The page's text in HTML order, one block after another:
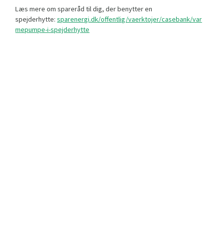
Læs mere om spareråd til dig, der benytter en
spejderhytte:sparenergi.dk/offentlig/vaerktojer/casebank/var
mepumpe-i-spejderhytte